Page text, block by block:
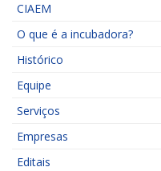
CIAEM
O que é a incubadora?
Histórico
Equipe
Serviços
Empresas
Editais